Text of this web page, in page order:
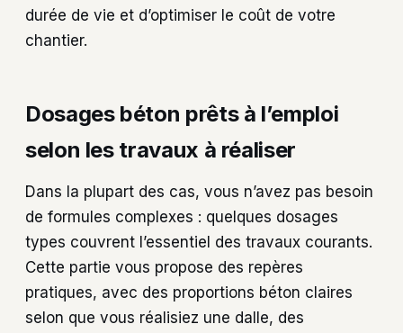
durée de vie et d’optimiser le coût de votre
chantier.
Dosages béton prêts à l’emploi
selon les travaux à réaliser
Dans la plupart des cas, vous n’avez pas besoin
de formules complexes : quelques dosages
types couvrent l’essentiel des travaux courants.
Cette partie vous propose des repères
pratiques, avec des proportions béton claires
selon que vous réalisiez une dalle, des